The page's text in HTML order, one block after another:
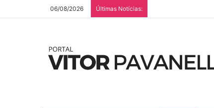
06/08/2026 Últimas Notícias: